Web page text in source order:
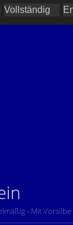
› Mit Vorsilbe